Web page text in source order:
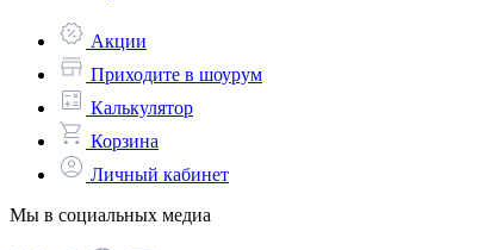
Акции
Приходите в шоурум
Калькулятор
Корзина
Личный кабинет
Мы в социальных медиа